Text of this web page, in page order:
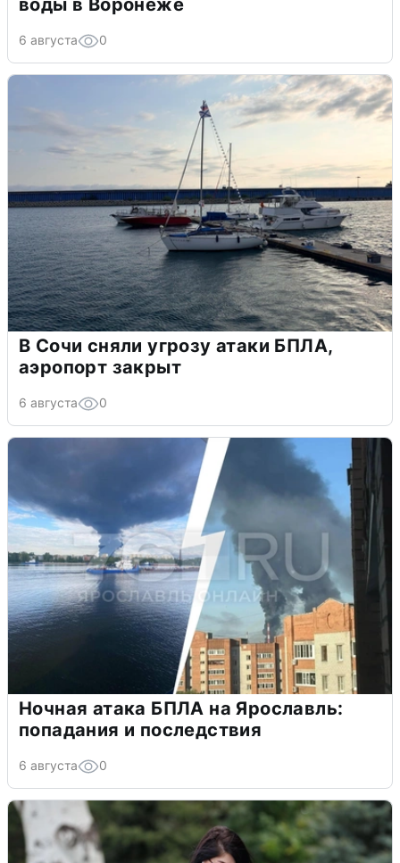
воды в Воронеже
6 августа 0
В Сочи сняли угрозу атаки БПЛА,
аэропорт закрыт
6 августа 0
Ночная атака БПЛА на Ярославль:
попадания и последствия
6 августа 0